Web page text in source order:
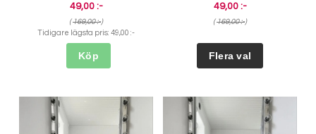
49,00 :-
(169,00 :-)
Tidigare lägsta pris: 49,00 :-
Köp
49,00 :-
(169,00 :-)